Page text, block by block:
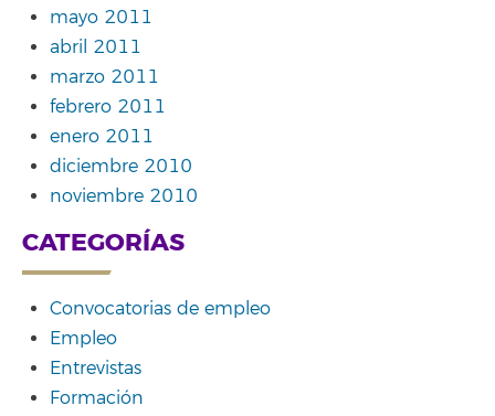
mayo 2011
abril 2011
marzo 2011
febrero 2011
enero 2011
diciembre 2010
noviembre 2010
CATEGORÍAS
Convocatorias de empleo
Empleo
Entrevistas
Formación